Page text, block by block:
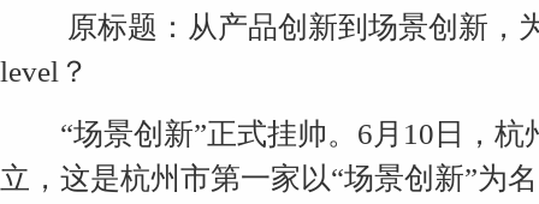
原标题：从产品创新到场景创新，
level？
“场景创新”正式挂帅。6月10日，杭
立，这是杭州市第一家以“场景创新”为